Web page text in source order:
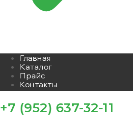
Главная
Каталог
Прайс
Контакты
+7 (952) 637-32-11